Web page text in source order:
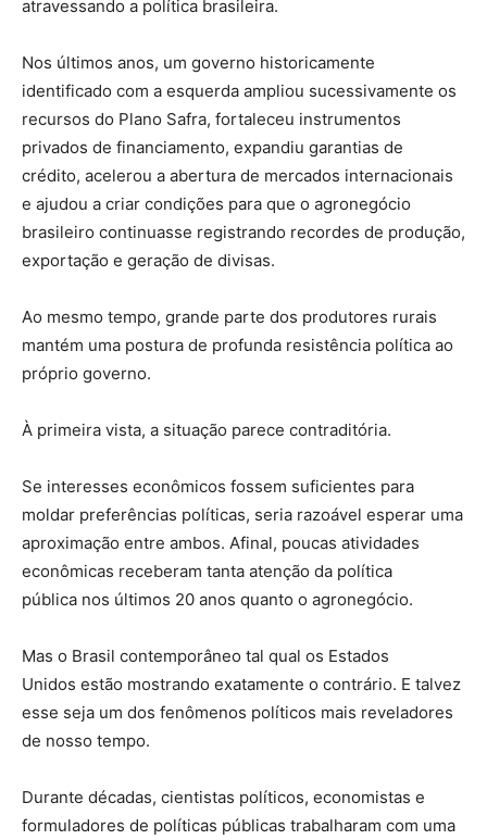
atravessando a política brasileira.
Nos últimos anos, um governo historicamente
identificado com a esquerda ampliou sucessivamente os
recursos do Plano Safra, fortaleceu instrumentos
privados de financiamento, expandiu garantias de
crédito, acelerou a abertura de mercados internacionais
e ajudou a criar condições para que o agronegócio
brasileiro continuasse registrando recordes de produção,
exportação e geração de divisas.
Ao mesmo tempo, grande parte dos produtores rurais
mantém uma postura de profunda resistência política ao
próprio governo.
À primeira vista, a situação parece contraditória.
Se interesses econômicos fossem suficientes para
moldar preferências políticas, seria razoável esperar uma
aproximação entre ambos. Afinal, poucas atividades
econômicas receberam tanta atenção da política
pública nos últimos 20 anos quanto o agronegócio.
Mas o Brasil contemporâneo tal qual os Estados
Unidos estão mostrando exatamente o contrário. E talvez
esse seja um dos fenômenos políticos mais reveladores
de nosso tempo.
Durante décadas, cientistas políticos, economistas e
formuladores de políticas públicas trabalharam com uma